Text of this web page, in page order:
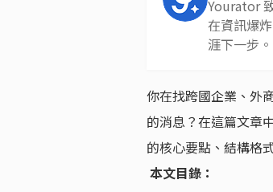
Yourator
在資訊爆
涯下一步。
你在找跨國企業、外
的消息？在這篇文章
的核心要點、結構格
本文目錄：